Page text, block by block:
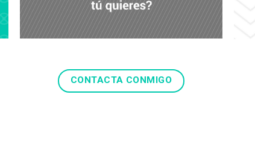
CONTACTA CONMIGO